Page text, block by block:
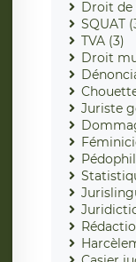
Droit de
SQUAT
TVA (3)
Droit
Juriste